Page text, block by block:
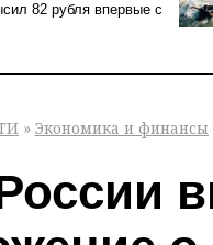
82 рубля впервые с
» Экономика и финансы